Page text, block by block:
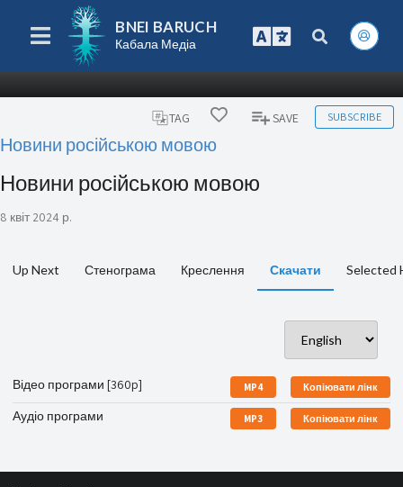
BNEI BARUCH
Кабала Медіа
TAG SAVE SUBSCRIBE
Новини російською мовою
Новини російською мовою
8 квіт 2024 р.
Up Next Стенограма Креслення Скачати Selected
Відео програми [360p] MP4 Копіювати лінк
Аудіо програми MP3 Копіювати лінк